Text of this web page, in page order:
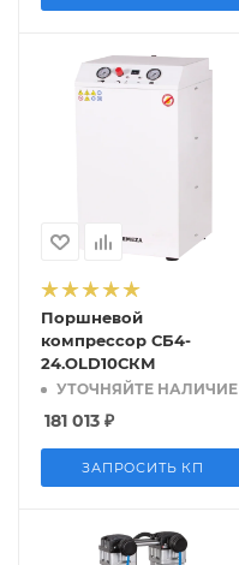
Поршневой
компрессор СБ4-
24.OLD10СКМ
УТОЧНЯЙТЕ НАЛИЧИЕ
181 013 ₽
ЗАПРОСИТЬ КП